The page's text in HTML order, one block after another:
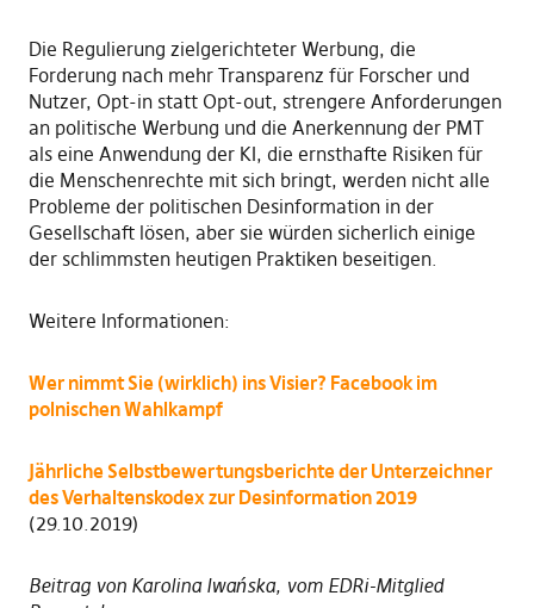
Die Regulierung zielgerichteter Werbung, die
Forderung nach mehr Transparenz für Forscher und
Nutzer, Opt-in statt Opt-out, strengere Anforderungen
an politische Werbung und die Anerkennung der PMT
als eine Anwendung der KI, die ernsthafte Risiken für
die Menschenrechte mit sich bringt, werden nicht alle
Probleme der politischen Desinformation in der
Gesellschaft lösen, aber sie würden sicherlich einige
der schlimmsten heutigen Praktiken beseitigen.
Weitere Informationen:
Wer nimmt Sie (wirklich) ins Visier? Facebook im
polnischen Wahlkampf
Jährliche Selbstbewertungsberichte der Unterzeichner
des Verhaltenskodex zur Desinformation 2019
(29.10.2019)
Beitrag von Karolina Iwańska, vom EDRi-Mitglied